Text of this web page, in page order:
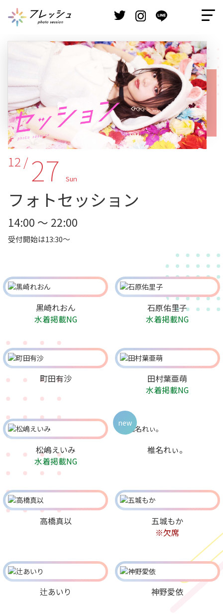
12 / 27 Sun
フォトセッション
14:00 ～ 22:00
受付開始は13:30～
黒崎れおん
水着掲載NG
石原佑里子
水着掲載NG
町田有沙
田村葉亜萌
水着掲載NG
松嶋えいみ
水着掲載NG
椎名れぃ。
new
高橋真以
五城もか
※欠席
辻あいり 神野愛依